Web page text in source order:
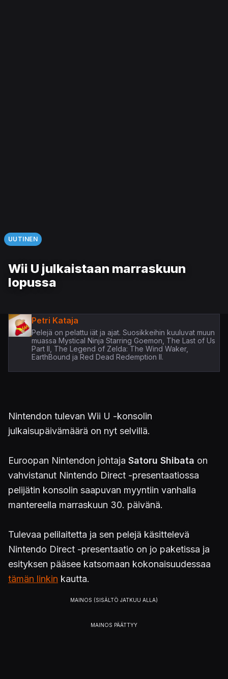
UUTINEN
Wii U julkaistaan marraskuun
lopussa
Petri Kataja
Pelejä on pelattu iät ja ajat. Suosikkeihin kuuluvat muun
muassa Mystical Ninja Starring Goemon, The Last of Us
Part II, The Legend of Zelda: The Wind Waker,
EarthBound ja Red Dead Redemption II.
Nintendon tulevan Wii U -konsolin
julkaisupäivämäärä on nyt selvillä.
Euroopan Nintendon johtaja Satoru Shibata on
vahvistanut Nintendo Direct -presentaatiossa
pelijätin konsolin saapuvan myyntiin vanhalla
mantereella marraskuun 30. päivänä.
Tulevaa pelilaitetta ja sen pelejä käsittelevä
Nintendo Direct -presentaatio on jo paketissa ja
esityksen pääsee katsomaan kokonaisuudessaa
tämän linkin kautta.